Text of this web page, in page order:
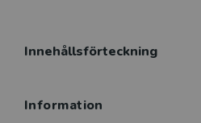
samhället – vilka funktioner
grundutbildningen i
Innehållsförteckning
Information